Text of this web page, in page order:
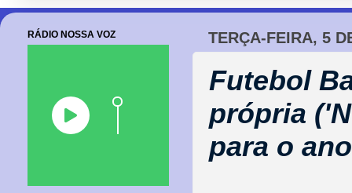
TERÇA-FEIRA, 5
Futebol
própria
para o
RÁDIO NOSSA VOZ